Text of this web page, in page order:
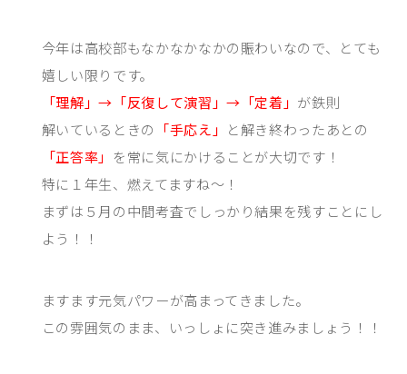
今年は高校部もなかなかなかの賑わいなので、とても
嬉しい限りです。
「理解」→「反復して演習」→「定着」 が鉄則
解いているときの 「手応え」 と解き終わったあとの
「正答率」 を常に気にかけることが大切です！
特に１年生、燃えてますね～！
まずは５月の中間考査でしっかり結果を残すことにし
よう！！
ますます元気パワーが高まってきました。
この雰囲気のまま、いっしょに突き進みましょう！！